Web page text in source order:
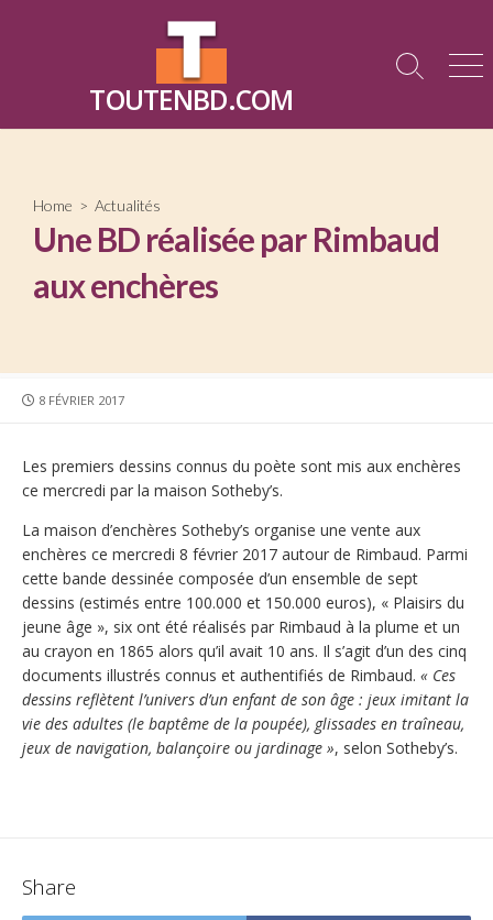
TOUTENBD.COM
Search
Home > Actualités
Une BD réalisée par Rimbaud
aux enchères
PUBLISHED
8 FÉVRIER 2017
Les premiers dessins connus du poète sont mis aux enchères
ce mercredi par la maison Sotheby’s.
La maison d’enchères Sotheby’s organise une vente aux
enchères ce mercredi 8 février 2017 autour de Rimbaud. Parmi
cette bande dessinée composée d’un ensemble de sept
dessins (estimés entre 100.000 et 150.000 euros), « Plaisirs du
jeune âge », six ont été réalisés par Rimbaud à la plume et un
au crayon en 1865 alors qu’il avait 10 ans. Il s’agit d’un des cinq
documents illustrés connus et authentifiés de Rimbaud. « Ces
dessins reflètent l’univers d’un enfant de son âge : jeux imitant la
vie des adultes (le baptême de la poupée), glissades en traîneau,
jeux de navigation, balançoire ou jardinage », selon Sotheby’s.
Share